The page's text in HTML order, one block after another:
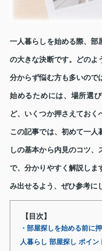
一人暮らしを始める際、部
の大きな決断です。どのよ
分からず悩む方も多いので
始めるためには、場所選
ど、いくつか押さえておく
この記事では、初めて一人
しの基本から内見のコツ、
で、分かりやすく解説しま
み出せるよう、ぜひ参考に
【目次】
・部屋探しを始める前に
人暮らし 部屋探し ポイン